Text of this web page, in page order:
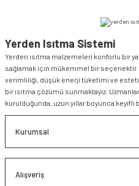
Yerden Isıtma Sistemi
Yerden ısıtma malzemeleri konforlu bir
sağlamak için mükemmel bir
verimliliği, düşük enerji tüketimi ve
bir ısıtma çözümü sunmaktayız.
kurulduğunda, uzun yıllar boyunca keyifli
Kurumsal
Alışveriş